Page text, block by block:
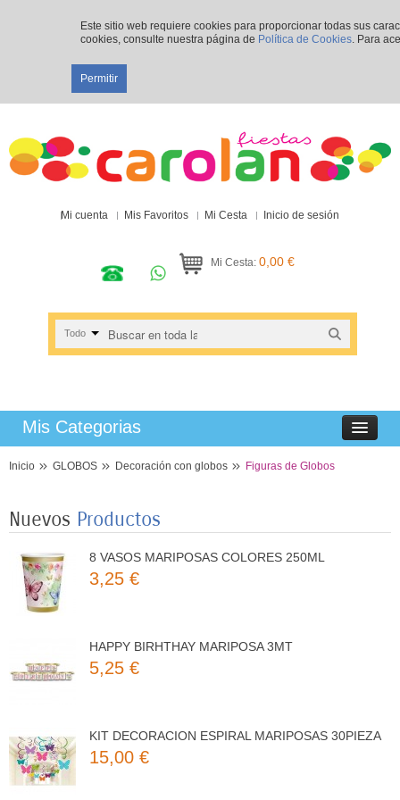
Este sitio web requiere cookies para proporcionar todas sus
cookies, consulte nuestra página de Política de Cookies. Para
Permitir
Mi cuenta Mis Favoritos Mi Cesta Inicio de sesión
Mi Cesta: 0,00 €
Todo
Mis Categorias
Inicio GLOBOS Decoración con globos Figuras de Globos
Nuevos Productos
8 PLATOS MARIPOSAS COLORES 23CM
8 VASOS MARIPOSAS COLORES 250ML
3,25 €
HAPPY BIRHTHAY MARIPOSA 3MT
5,25 €
KIT DECORACION ESPIRAL MARIPOSAS 30PIEZA
15,00 €